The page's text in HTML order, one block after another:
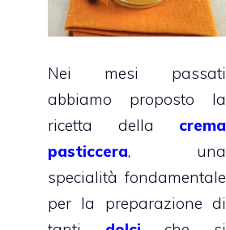
Nei mesi passati
abbiamo proposto la
ricetta della crema
pasticcera, una
specialità fondamentale
per la preparazione di